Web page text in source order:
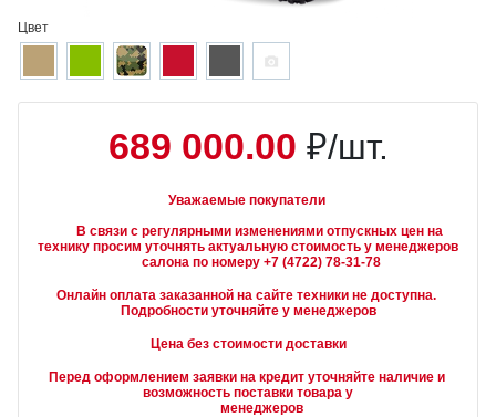
Цвет
689 000.00 ₽/шт.
Уважаемые покупатели
технику просим уточнять актуальную стоимость у менеджеров
Онлайн оплата заказанной на сайте техники не доступна.
Подробности уточняйте у менеджеров
Цена без стоимости доставки
Перед оформлением заявки на кредит уточняйте наличие и
возможность поставки товара у
        менеджеров